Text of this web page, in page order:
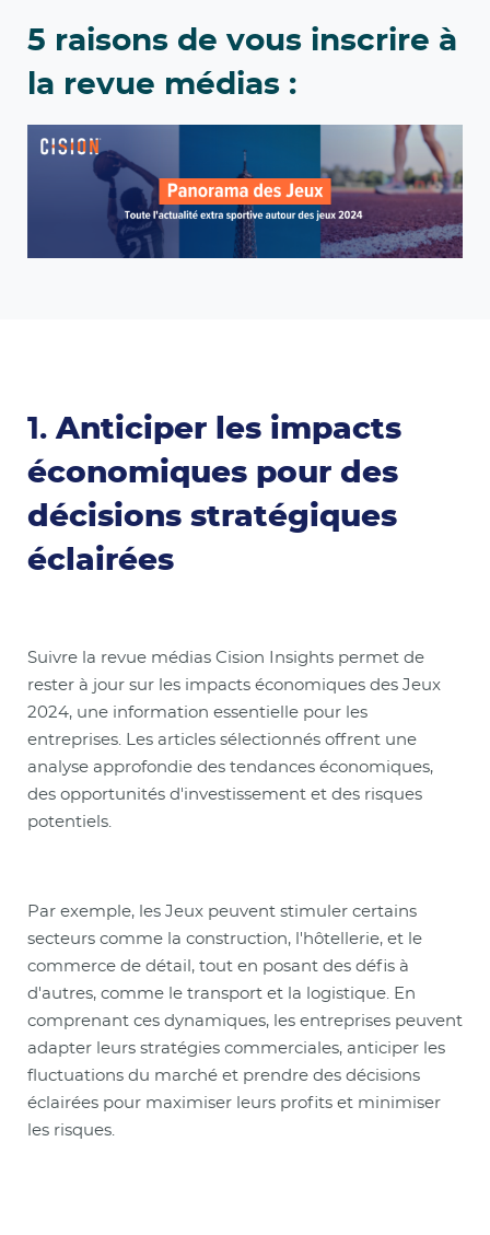
5 raisons de vous inscrire à
la revue médias :
1.Anticiper les impacts
économiques pour des
décisions stratégiques
éclairées
Suivre la revue médias Cision Insights permet de
rester à jour sur les impacts économiques des Jeux
2024, une information essentielle pour les
entreprises. Les articles sélectionnés offrent une
analyse approfondie des tendances économiques,
des opportunités d'investissement et des risques
potentiels.
Par exemple, les Jeux peuvent stimuler certains
secteurs comme la construction, l'hôtellerie, et le
commerce de détail, tout en posant des défis à
d'autres, comme le transport et la logistique. En
comprenant ces dynamiques, les entreprises peuvent
adapter leurs stratégies commerciales, anticiper les
fluctuations du marché et prendre des décisions
éclairées pour maximiser leurs profits et minimiser
les risques.